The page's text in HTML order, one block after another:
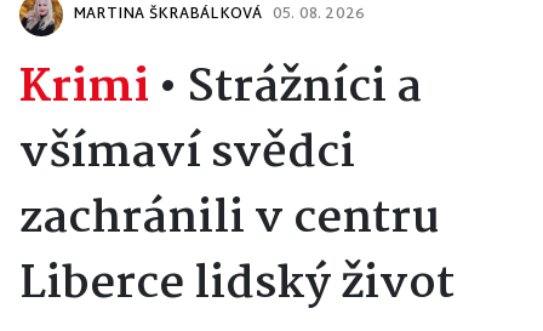
MARTINA ŠKRABÁLKOVÁ 05. 08. 2026
Krimi• Strážníci a
všímaví svědci
zachránili v centru
Liberce lidský život